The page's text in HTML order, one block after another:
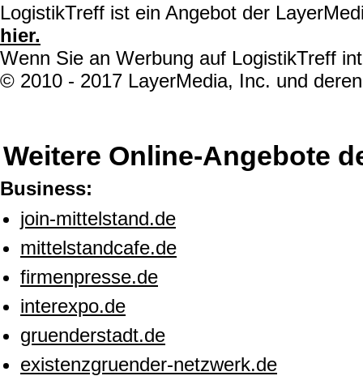
LogistikTreff ist ein Angebot der
hier.
Wenn Sie an Werbung auf LogistikTreff
© 2010 - 2017 LayerMedia, Inc. und
Weitere Online-Angebote
Business:
join-mittelstand.de
mittelstandcafe.de
firmenpresse.de
interexpo.de
gruenderstadt.de
existenzgruender-netzwerk.de